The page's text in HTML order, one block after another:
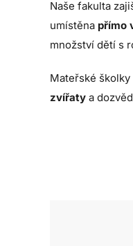
Naše fakulta
umístěna přímo
množství dětí s
Mateřské
zvířaty a